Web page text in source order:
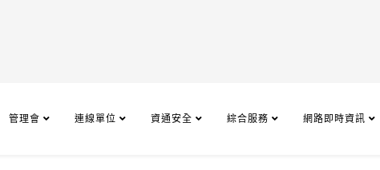
管理會 連線單位 資通安全 綜合服務 網路即時資訊